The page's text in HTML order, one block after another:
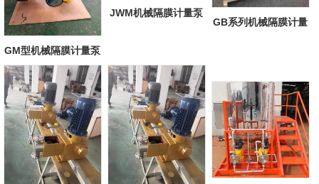
GM型机械隔膜计量泵
JWM机械隔膜计量泵
GB系列机械隔膜计量